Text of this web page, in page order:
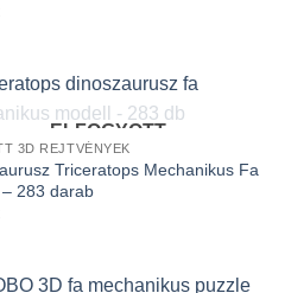
ELFOGYOTT
3D REJTVÉNYEK
Triceratops Mechanikus Fa
283 darab